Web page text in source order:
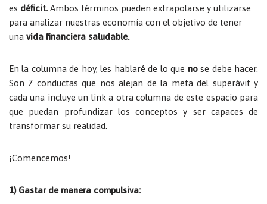
es déficit. Ambos términos pueden extrapolarse y utilizarse
para analizar nuestras economía con el objetivo de tener
una vida financiera saludable.
En la columna de hoy, les hablaré de lo que no se debe hacer.
Son 7 conductas que nos alejan de la meta del superávit y
cada una incluye un link a otra columna de este espacio para
que puedan profundizar los conceptos y ser capaces de
transformar su realidad.
¡Comencemos!
1) Gastar de manera compulsiva: